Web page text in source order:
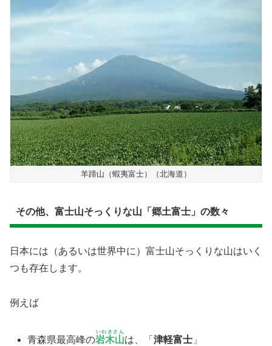
羊蹄山（蝦夷富士）（北海道）
その他、富士山そっくりな山「郷土富士」の数々
日本には（あるいは世界中に）富士山そっくりな山はいく
つも存在します。
例えば
青森県最高峰の岩木山
いわきさん
は、「津軽富士 」